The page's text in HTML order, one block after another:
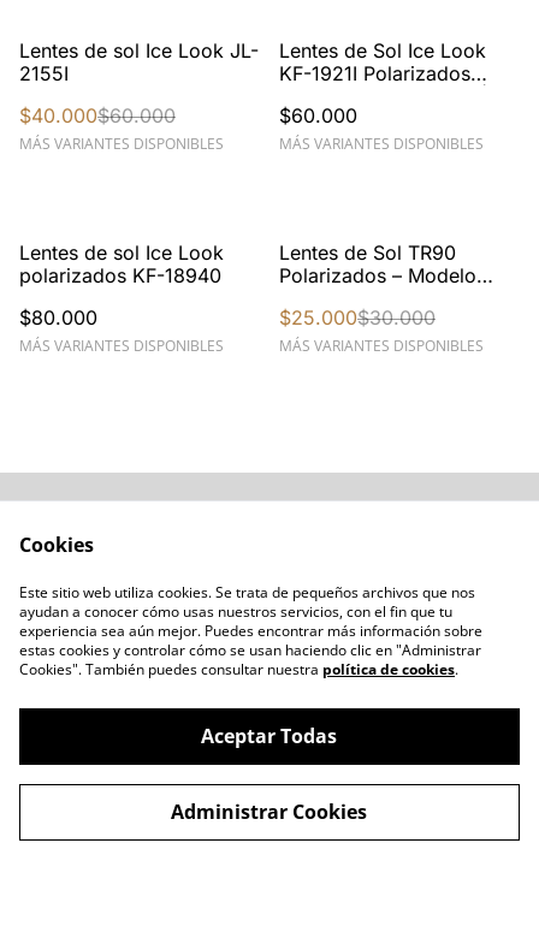
%
Lentes de sol Ice Look JL-
2155I
$40.000$60.000
MÁS VARIANTES DISPONIBLES
Lentes de Sol Ice Look
KF-1921I Polarizados
Estilo Retro Premium -
UV400
$60.000
MÁS VARIANTES DISPONIBLES
Lentes de sol Ice Look
polarizados KF-18940
$80.000
MÁS VARIANTES DISPONIBLES
%
Lentes de Sol TR90
Polarizados – Modelo
$25.000$30.000
MÁS VARIANTES DISPONIBLES
Condiciones
Política de Privacidad
Política de Cookies
Blogs
Cookies
Este sitio web utiliza cookies. Se trata de pequeños archivos que nos
ayudan a conocer cómo usas nuestros servicios, con el fin que tu
experiencia sea aún mejor. Puedes encontrar más información sobre
estas cookies y controlar cómo se usan haciendo clic en "Administrar
Cookies". También puedes consultar nuestra política de cookies.
Aceptar Todas
Administrar Cookies